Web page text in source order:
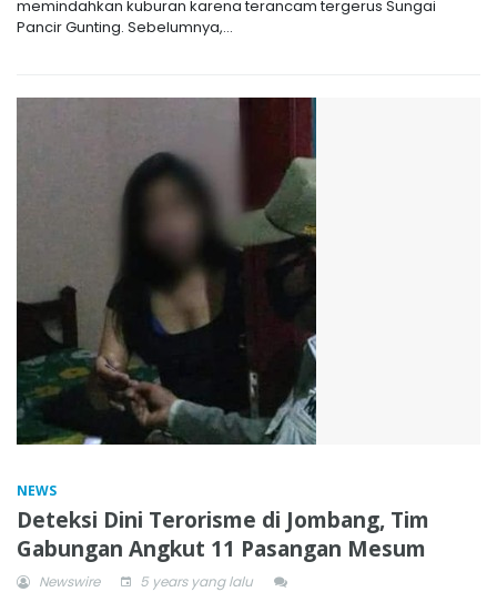
memindahkan kuburan karena terancam tergerus Sungai
Pancir Gunting. Sebelumnya,...
NEWS
Deteksi Dini Terorisme di Jombang, Tim
Gabungan Angkut 11 Pasangan Mesum
Newswire 5 years yang lalu